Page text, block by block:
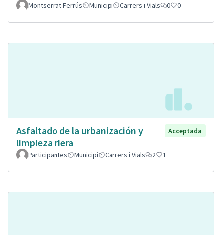
Montserrat Ferrús Municipi Carrers i Vials 0 0
Asfaltado de la urbanización y
limpieza riera
Acceptada
Participantes Municipi Carrers i Vials 2 1